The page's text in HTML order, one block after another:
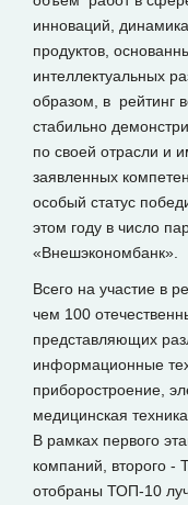
инноваций,
продуктов,
интеллектуальных
образом, в рейтинг
стабильно
по своей отрасли и
заявленных
особый статус
этом году в число
«Внешэкономбанк».
Всего на участие в
чем 100
представляющих
информационные
приборостроение,
медицинская
В рамках первого
компаний, второго -
отобраны ТОП-10